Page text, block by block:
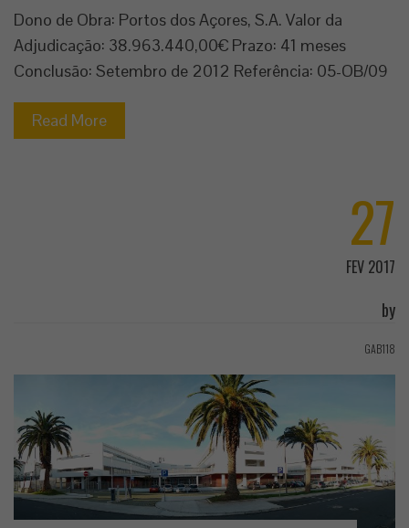
Dono de Obra: Portos dos Açores, S.A. Valor da
Adjudicação: 38.963.440,00€ Prazo: 41 meses
Conclusão: Setembro de 2012 Referência: 05-OB/09
Read More
27
FEV 2017
by
GAB118